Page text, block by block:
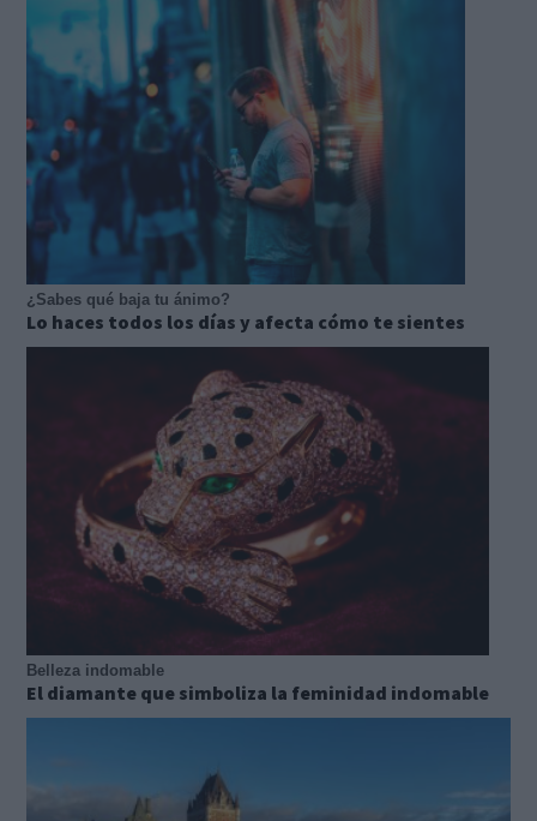
¿Sabes qué baja tu ánimo?
Lo haces todos los días y afecta cómo te sientes
Belleza indomable
El diamante que simboliza la feminidad indomable